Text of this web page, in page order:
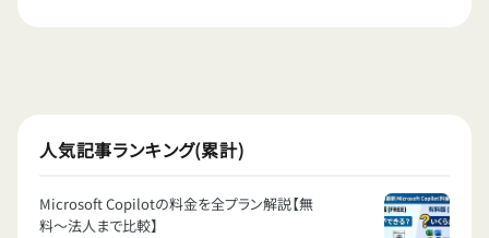
人気記事ランキング(累計)
Microsoft Copilotの料金を全プラン解説【無
料〜法人まで比較】